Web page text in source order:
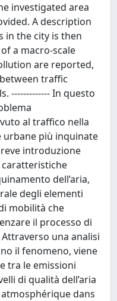
investigated area
A description
in the city is then
a macro-scale
are reported,
traffic
------------- In questo
al traffico nella
urbane più inquinate
introduzione
caratteristiche
dell’aria,
degli elementi
mobilità che
il processo di
una analisi
il fenomeno, viene
tra le emissioni
di qualità dell’aria
dans